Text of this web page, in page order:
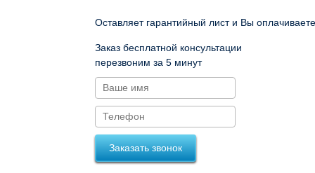
Оставляет гарантийный лист и Вы оплачиваете
Заказ бесплатной консультации
перезвоним за 5 минут
Заказать звонок